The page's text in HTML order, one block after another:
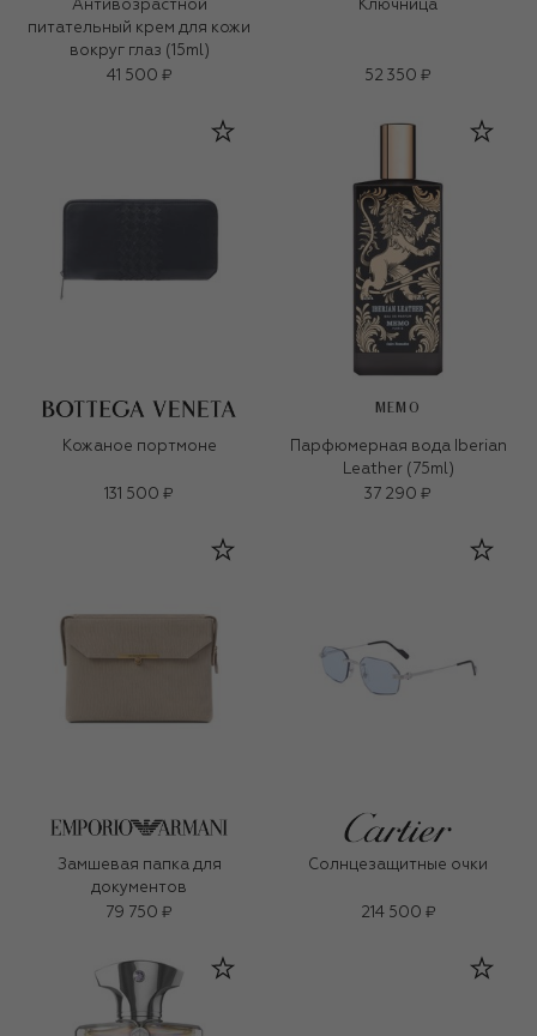
Антивозрастной
питательный крем для кожи
вокруг глаз (15ml)
41 500 ₽
Ключница
52 350 ₽
Кожаное портмоне
131 500 ₽
MEMO
Парфюмерная вода Iberian
Leather (75ml)
37 290 ₽
Замшевая папка для
документов
79 750 ₽
Солнцезащитные очки
214 500 ₽